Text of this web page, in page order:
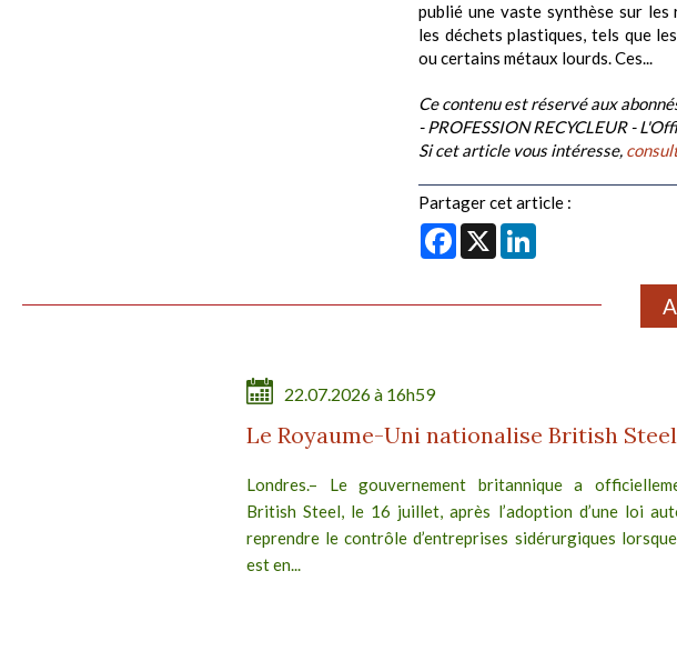
publié une vaste synthèse sur
les déchets plastiques, tels que
ou certains métaux lourds. Ces...
Ce contenu est réservé aux
- PROFESSION RECYCLEUR -
Si cet article vous intéresse,
Partager cet article :
Facebook
X
22.07.2026 à 16h59
Le Royaume-Uni nationalise British Steel
Londres.– Le gouvernement britannique a
British Steel, le 16 juillet, après l’adoption d’une loi
reprendre le contrôle d’entreprises sidérurgiques
est en...